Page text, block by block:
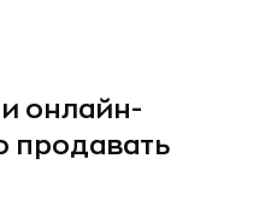
онлайн-
продавать